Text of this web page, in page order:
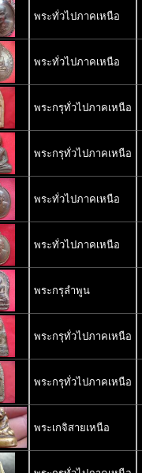
พระทั่วไปภาคเหนือ
พระทั่วไปภาคเหนือ
พระกรุทั่วไปภาคเหนือ
พระกรุทั่วไปภาคเหนือ
พระทั่วไปภาคเหนือ
พระทั่วไปภาคเหนือ
พระกรุลำพูน
พระกรุทั่วไปภาคเหนือ
พระกรุทั่วไปภาคเหนือ
พระเกจิสายเหนือ